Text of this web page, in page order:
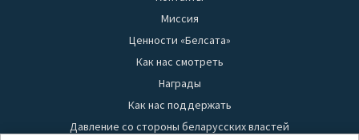
Миссия
Ценности «Белсата»
Как нас смотреть
Награды
Как нас поддержать
Давление со стороны беларусских властей